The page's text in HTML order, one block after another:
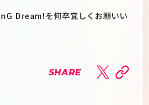
Dream!を何卒宜しくお願いい
SHARE